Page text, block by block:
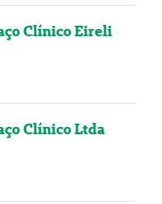
Clínico Eireli
Clínico Ltda